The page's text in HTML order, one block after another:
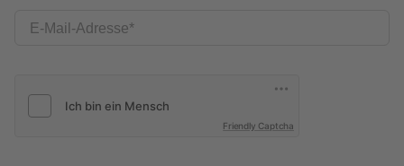
E-Mail-Adresse
Friendly Captcha